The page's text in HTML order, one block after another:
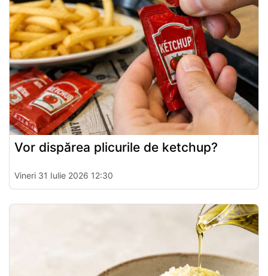
Vor dispărea plicurile de ketchup?
Vineri 31 Iulie 2026 12:30